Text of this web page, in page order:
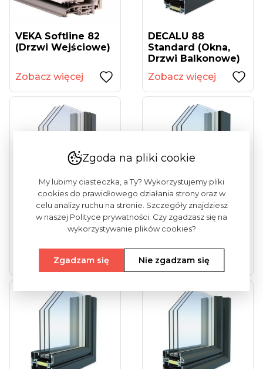
VEKA Softline 82
(drzwi Wejściowe)
Zobacz więcej
DECALU 88
Standard (okna,
Drzwi Balkonowe)
Zobacz więcej
DECALU 88 New
Steel (okna, Drzwi
Zobacz więcej
DECALU 88 Hidden
(okna, Drzwi
Zobacz więcej
Zgoda na pliki cookie
My lubimy ciasteczka, a Ty? Wykorzystujemy pliki
cookies do prawidłowego działania strony oraz w
celu analizy ruchu na stronie. Szczegóły znajdziesz
w naszej Polityce prywatności. Czy zgadzasz się na
wykorzystywanie plików cookies?
Zgadzam się Nie zgadzam się